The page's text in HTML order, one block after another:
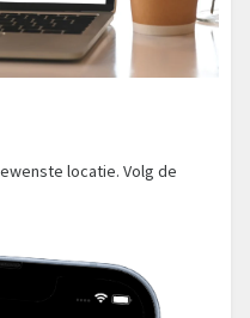
locatie. Volg de